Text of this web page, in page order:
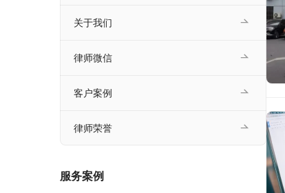
关于我们
律师微信
客户案例
律师荣誉
服务案例